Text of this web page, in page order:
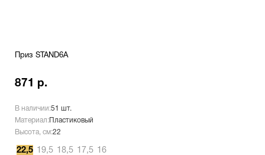
Приз STAND6A
871 р.
В наличии:51 шт.
Материал: Пластиковый
Высота, см:22
22,5 19,5 18,5 17,5 16